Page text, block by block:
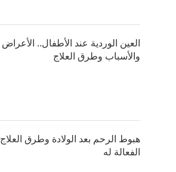
العين الوردية عند الأطفال.. الأعراض
والأسباب وطرق العلاج
هبوط الرحم بعد الولادة وطرق العلاج
الفعالة له